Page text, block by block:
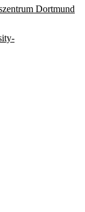
Dortmund